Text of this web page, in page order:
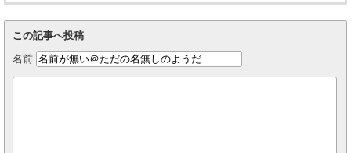
この記事へ投稿
名前